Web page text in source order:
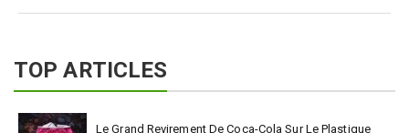
TOP ARTICLES
Le Grand Revirement De Coca-Cola Sur Le Plastique